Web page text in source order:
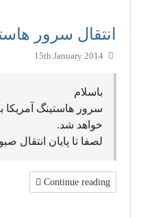
انتقال سرور
15th January 2014
باسلام
سرور هاستینگ آمریکا
خواهد شد.
لصفا تا پایان انتقال
Continue reading